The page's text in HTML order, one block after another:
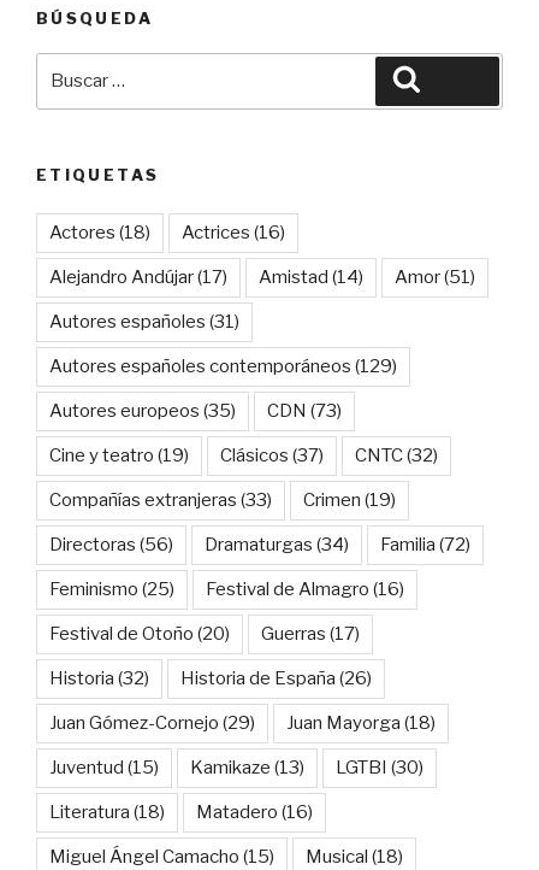
BÚSQUEDA
ETIQUETAS
Actores (18) Actrices (16)
Alejandro Andújar(17) Amistad (14) Amor(51)
Autores españoles (31)
Autores españoles contemporáneos (129)
Autores europeos (35) CDN (73)
Cine y teatro (19) Clásicos (37) CNTC(32)
Compañías extranjeras (33) Crimen (19)
Directoras (56) Dramaturgas (34) Familia (72)
Feminismo (25) Festival de Almagro (16)
Festival de Otoño (20) Guerras (17)
Historia (32) Historia de España (26)
Juan Gómez-Cornejo (29) Juan Mayorga (18)
Juventud (15) Kamikaze (13) LGTBI (30)
Literatura (18) Matadero (16)
Miguel Ángel Camacho (15) Musical (18)